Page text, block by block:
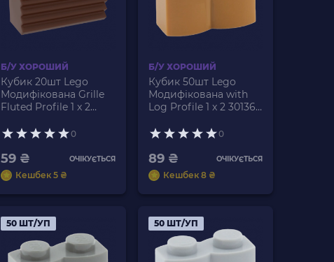
Б/У ХОРОШИЙ
Кубик 20шт Lego
Модифікована Grille
Fluted Profile 1 x 2
Brown Б/У
0
59 ₴ ОЧІКУЄТЬСЯ
Кешбек 5 ₴
Б/У ХОРОШИЙ
Кубик 50шт Lego
Модифікована with
Log Profile 1 x 2 30136
Nougat Б/У
0
89 ₴ ОЧІКУЄТЬСЯ
Кешбек 8 ₴
50 ШТ/УП 50 ШТ/УП